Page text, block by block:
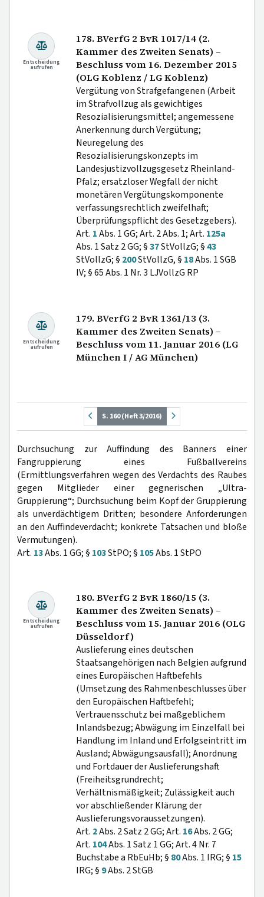
Entscheidung
aufrufen
178. BVerfG 2 BvR 1017/14 (2.
Kammer des Zweiten Senats) –
Beschluss vom 16. Dezember 2015
(OLG Koblenz / LG Koblenz)
Vergütung von Strafgefangenen (Arbeit
im Strafvollzug als gewichtiges
Resozialisierungsmittel; angemessene
Anerkennung durch Vergütung;
Neuregelung des
Resozialisierungskonzepts im
Landesjustizvollzugsgesetz Rheinland-
Pfalz; ersatzloser Wegfall der nicht
monetären Vergütungskomponente
verfassungsrechtlich zweifelhaft;
Überprüfungspflicht des Gesetzgebers).
Art. 1Abs. 1 GG; Art. 2 Abs. 1; Art. 125a
Abs. 1 Satz 2 GG; §37StVollzG; §43
StVollzG; § 200StVollzG, § 18Abs. 1 SGB
IV; § 65 Abs. 1 Nr. 3 LJVollzG RP
Entscheidung
aufrufen
179. BVerfG 2 BvR 1361/13 (3.
Kammer des Zweiten Senats) –
Beschluss vom 11. Januar 2016 (LG
München I / AG München)
S. 160 (Heft 3/2016)
Durchsuchung zur Auffindung des Banners einer
Fangruppierung eines Fußballvereins
(Ermittlungsverfahren wegen des Verdachts des Raubes
gegen Mitglieder einer gegnerischen „Ultra-
Gruppierung“; Durchsuchung beim Kopf der Gruppierung
als unverdächtigem Dritten; besondere Anforderungen
an den Auffindeverdacht; konkrete Tatsachen und bloße
Vermutungen).
Art. 13Abs. 1 GG; § 103StPO; § 105Abs. 1 StPO
Entscheidung
aufrufen
180. BVerfG 2 BvR 1860/15 (3.
Kammer des Zweiten Senats) –
Beschluss vom 15. Januar 2016 (OLG
Düsseldorf)
Auslieferung eines deutschen
Staatsangehörigen nach Belgien aufgrund
eines Europäischen Haftbefehls
(Umsetzung des Rahmenbeschlusses über
den Europäischen Haftbefehl;
Vertrauensschutz bei maßgeblichem
Inlandsbezug; Abwägung im Einzelfall bei
Handlung im Inland und Erfolgseintritt im
Ausland; Abwägungsausfall); Anordnung
und Fortdauer der Auslieferungshaft
(Freiheitsgrundrecht;
Verhältnismäßigkeit; Zulässigkeit auch
vor abschließender Klärung der
Auslieferungsvoraussetzungen).
Art. 2Abs. 2 Satz 2 GG; Art. 16Abs. 2 GG;
Art. 104Abs. 1 Satz 1 GG; Art. 4 Nr. 7
Buchstabe a RbEuHb; § 80Abs. 1 IRG; § 15
IRG; § 9Abs. 2 StGB